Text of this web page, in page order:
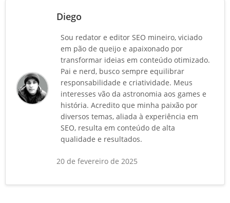
Diego
Sou redator e editor SEO mineiro, viciado
em pão de queijo e apaixonado por
transformar ideias em conteúdo otimizado.
Pai e nerd, busco sempre equilibrar
responsabilidade e criatividade. Meus
interesses vão da astronomia aos games e
história. Acredito que minha paixão por
diversos temas, aliada à experiência em
SEO, resulta em conteúdo de alta
qualidade e resultados.
20 de fevereiro de 2025